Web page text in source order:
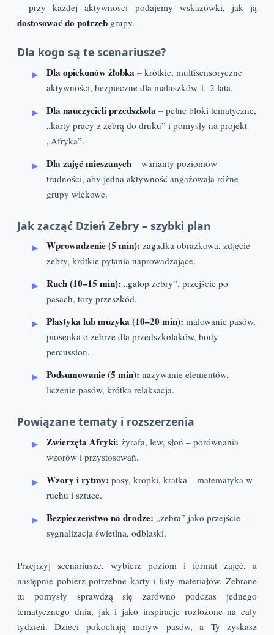
– przy każdej aktywności podajemy wskazówki, jak ją
dostosować do potrzeb grupy.
Dla kogo są te scenariusze?
Dla opiekunów żłobka – krótkie, multisensoryczne
aktywności, bezpieczne dla maluszków 1–2 lata.
Dla nauczycieli przedszkola – pełne bloki tematyczne,
„karty pracy z zebrą do druku” i pomysły na projekt
„Afryka”.
Dla zajęć mieszanych – warianty poziomów
trudności, aby jedna aktywność angażowała różne
grupy wiekowe.
Jak zacząć Dzień Zebry – szybki plan
Wprowadzenie (5 min): zagadka obrazkowa, zdjęcie
zebry, krótkie pytania naprowadzające.
Ruch (10–15 min): „galop zebry”, przejście po
pasach, tory przeszkód.
Plastyka lub muzyka (10–20 min): malowanie pasów,
piosenka o zebrze dla przedszkolaków, body
percussion.
Podsumowanie (5 min): nazywanie elementów,
liczenie pasów, krótka relaksacja.
Powiązane tematy i rozszerzenia
Zwierzęta Afryki: żyrafa, lew, słoń – porównania
wzorów i przystosowań.
Wzory i rytmy: pasy, kropki, kratka – matematyka w
ruchu i sztuce.
Bezpieczeństwo na drodze: „zebra” jako przejście –
sygnalizacja świetlna, odblaski.
Przejrzyj scenariusze, wybierz poziom i format zajęć, a
następnie pobierz potrzebne karty i listy materiałów. Zebrane
tu pomysły sprawdzą się zarówno podczas jednego
tematycznego dnia, jak i jako inspiracje rozłożone na cały
tydzień. Dzieci pokochają motyw pasów, a Ty zyskasz